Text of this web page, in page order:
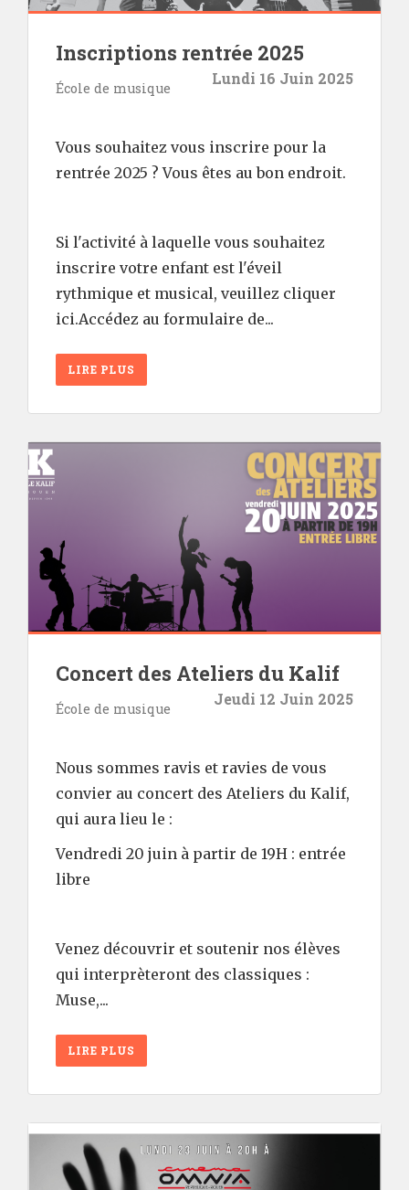
Inscriptions rentrée 2025
École de musique
Lundi 16 Juin 2025
Vous souhaitez vous inscrire pour la
rentrée 2025 ? Vous êtes au bon endroit.
Si l'activité à laquelle vous souhaitez
inscrire votre enfant est l'éveil
rythmique et musical, veuillez cliquer
ici.Accédez au formulaire de...
LIRE PLUS
Concert des Ateliers du Kalif
École de musique
Jeudi 12 Juin 2025
Nous sommes ravis et ravies de vous
convier au concert des Ateliers du Kalif,
qui aura lieu le :
Vendredi 20 juin à partir de 19H : entrée
libre
Venez découvrir et soutenir nos élèves
qui interprèteront des classiques :
Muse,...
LIRE PLUS